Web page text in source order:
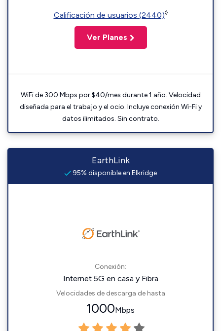
Calificación de usuarios (2440)◊
Ver Planes
WiFi de 300 Mbps por $40/mes durante 1 año. Velocidad
diseñada para el trabajo y el ocio. Incluye conexión Wi-Fi y
datos ilimitados. Sin contrato.
EarthLink
95% disponible en Elkridge
Conexión:
Internet 5G en casa y Fibra
Velocidades de descarga de hasta
1000Mbps